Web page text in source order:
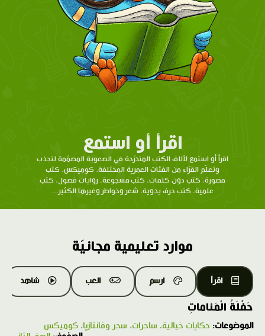
اقرأ أو استمع
اقرأ أو استمع لآلاف الكتب المتدرّحة في الصعوبة المصمّمة لتجذب
وتعلّم القرّاء من الفئات العمرية المختلفة. كوميكس، كتب
مصورة، كتب دون كلمات، كتب مسجوعة، روايات فصول، كتب
علمية، كتب حرف يدوية، شعر وخواطر وغيرها الكثير...
موارد تعليمية مجانيّة
اقرأ ارسم العب شاهد
حَفْلَةُ الْمَناماتِ
الموضوعات: حكايات خيالية، ساحرات، سحر وفانتازيا، كوميكس